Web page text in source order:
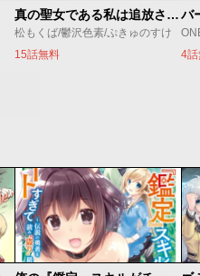
真の聖女である私は追放されました。だからこの国はもう終わりです
松もくば/鬱沢色素/ぷきゅのすけ
15話無料
バ
4